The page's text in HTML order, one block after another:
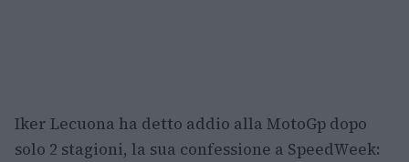
Iker Lecuona ha detto addio alla MotoGp dopo
solo 2 stagioni, la sua confessione a SpeedWeek: